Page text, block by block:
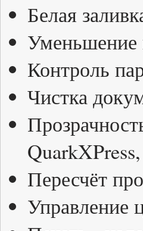
Белая
Уменьшение
Контроль
Чистка
Пересчёт
Управление